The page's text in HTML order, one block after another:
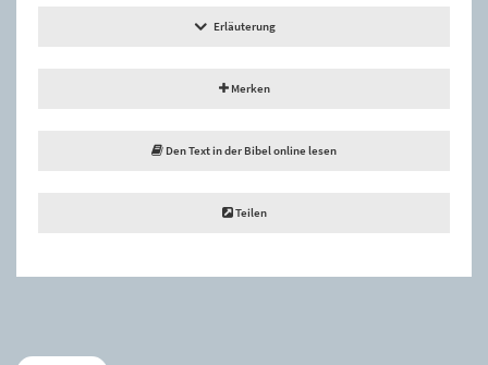
Erläuterung
Merken
Den Text in der Bibel online lesen
Teilen